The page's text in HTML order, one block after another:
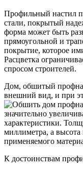
Профильный настил
стали, покрытый
форма может быть
прямоугольной и
покрытие, которое
Расцветка
спросом строителей.
Дом, обшитый
внешний вид, и при
значительно
характеристики.
миллиметра, а высота
применяемого
К достоинствам